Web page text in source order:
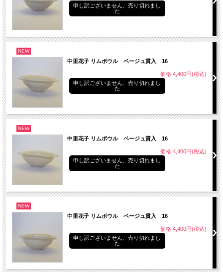
申し訳ございません、売り切れまし
た
NEW
中里花子 リムボウル ベージュ貫入 16
価格:4,400円(税込)
申し訳ございません、売り切れまし
た
NEW
中里花子 リムボウル ベージュ貫入 16
価格:4,400円(税込)
申し訳ございません、売り切れまし
た
NEW
中里花子 リムボウル ベージュ貫入 16
価格:4,400円(税込)
申し訳ございません、売り切れまし
た